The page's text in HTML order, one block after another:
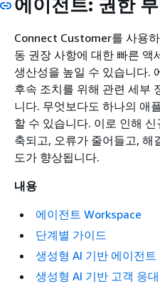
에이전트: 권한
Connect Customer를 사용
동 권장 사항에 대한 빠른 액
생산성을 높일 수 있습니다.
후속 조치를 위해 관련 세부
니다. 무엇보다도 하나의 애
할 수 있습니다. 이로 인해
축되고, 오류가 줄어들고, 해
도가 향상됩니다.
내용
에이전트 Workspace
단계별 가이드
생성형 AI 기반 에이전트
생성형 AI 기반 고객 응